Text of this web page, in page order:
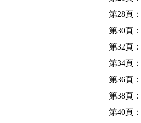
第28頁：
第30頁：
第32頁：
第34頁：
第36頁：
第38頁：
第40頁：